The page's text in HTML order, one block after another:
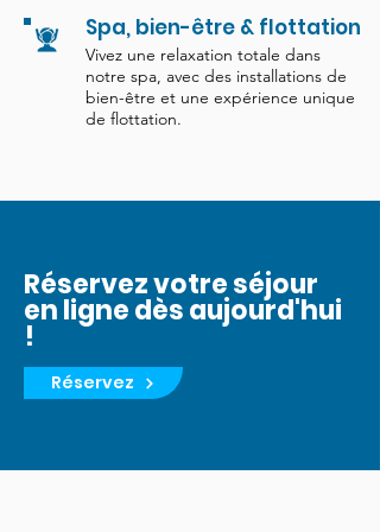
Spa, bien-être & flottation
Vivez une relaxation totale dans
notre spa, avec des installations de
bien-être et une expérience unique
de flottation.
Réservez votre séjour
en ligne dès aujourd'hui
!
Réservez